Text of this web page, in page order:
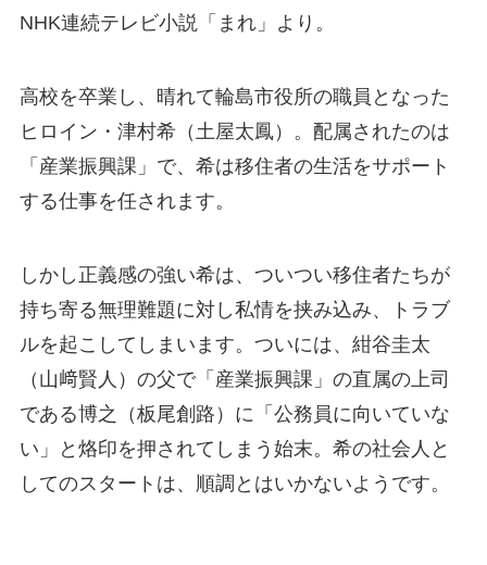
NHK連続テレビ小説「まれ」より。
高校を卒業し、晴れて輪島市役所の職員となった
ヒロイン・津村希（土屋太鳳）。配属されたのは
「産業振興課」で、希は移住者の生活をサポート
する仕事を任されます。
しかし正義感の強い希は、ついつい移住者たちが
持ち寄る無理難題に対し私情を挟み込み、トラブ
ルを起こしてしまいます。ついには、紺谷圭太
（山﨑賢人）の父で「産業振興課」の直属の上司
である博之（板尾創路）に「公務員に向いていな
い」と烙印を押されてしまう始末。希の社会人と
してのスタートは、順調とはいかないようです。